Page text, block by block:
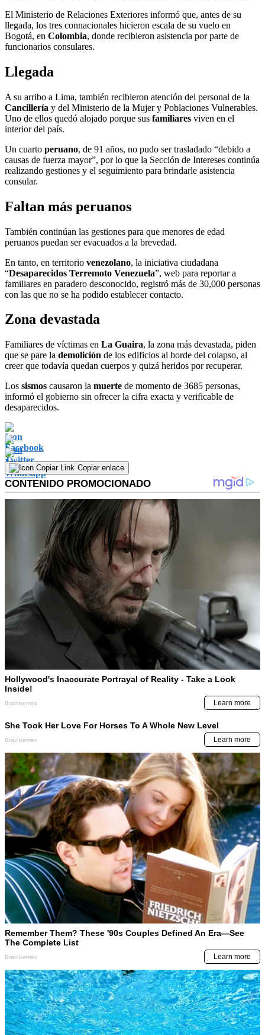
El Ministerio de Relaciones Exteriores informó que, antes de su
llegada, los tres connacionales hicieron escala de su vuelo en
Bogotá, en Colombia, donde recibieron asistencia por parte de
funcionarios consulares.
Llegada
A su arribo a Lima, también recibieron atención del personal de la
Cancillería y del Ministerio de la Mujer y Poblaciones Vulnerables.
Uno de ellos quedó alojado porque sus familiares viven en el
interior del país.
Un cuarto peruano, de 91 años, no pudo ser trasladado “debido a
causas de fuerza mayor”, por lo que la Sección de Intereses continúa
realizando gestiones y el seguimiento para brindarle asistencia
consular.
Faltan más peruanos
También continúan las gestiones para que menores de edad
peruanos puedan ser evacuados a la brevedad.
En tanto, en territorio venezolano, la iniciativa ciudadana
“Desaparecidos Terremoto Venezuela”, web para reportar a
familiares en paradero desconocido, registró más de 30,000 personas
con las que no se ha podido establecer contacto.
Zona devastada
Familiares de víctimas en La Guaira, la zona más devastada, piden
que se pare la demolición de los edificios al borde del colapso, al
creer que todavía quedan cuerpos y quizá heridos por recuperar.
Los sismos causaron la muerte de momento de 3685 personas,
informó el gobierno sin ofrecer la cifra exacta y verificable de
desaparecidos.
Copiar enlace